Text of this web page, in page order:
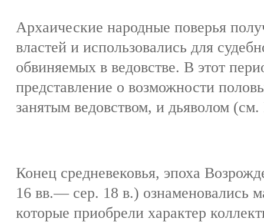
Архаические народные поверья
властей и использовались для
обвиняемых в ведовстве. В этот
представление о возможности
занятым ведовством, и дьяволом
Конец средневековья, эпоха
16 вв.— сер. 18 в.) ознаменовались
которые приобрели характер